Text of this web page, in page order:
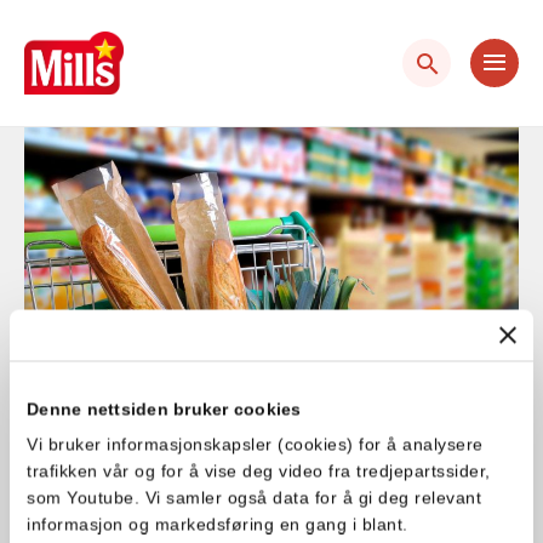
innhold
Denne nettsiden bruker cookies
Vi bruker informasjonskapsler (cookies) for å analysere
trafikken vår og for å vise deg video fra tredjepartssider,
som Youtube. Vi samler også data for å gi deg relevant
informasjon og markedsføring en gang i blant.
hovedinnhold
Hvordan kan jeg vite